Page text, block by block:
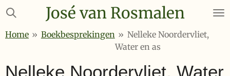
Ga
naar
José van Rosmalen
Home » Boekbesprekingen » Nelleke Noordervliet,
Water en as
Nelleke Noordervliet, Water